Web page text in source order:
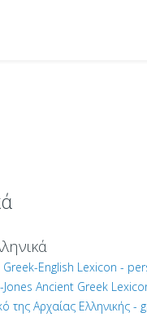
English Lexicon -
Ancient Greek
της Αρχαίας Ελληνικής -